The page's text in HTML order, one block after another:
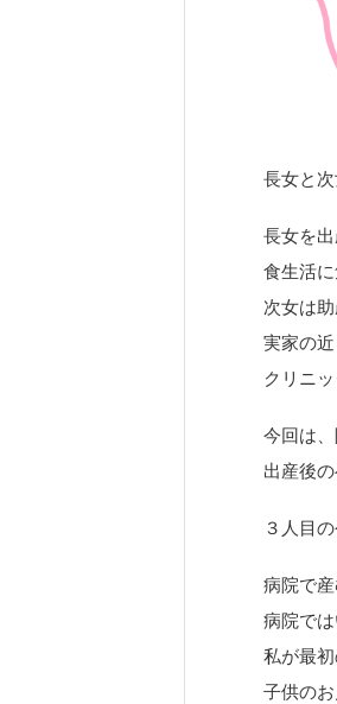
長女と
長女を
食生活
次女は
実家の
クリニ
今回は
出産後
３人目
病院で
病院で
私が最
子供の